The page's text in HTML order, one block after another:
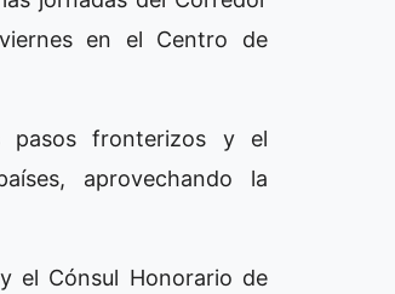
en el Centro de
pasos fronterizos y el
aprovechando la
el Cónsul Honorario de